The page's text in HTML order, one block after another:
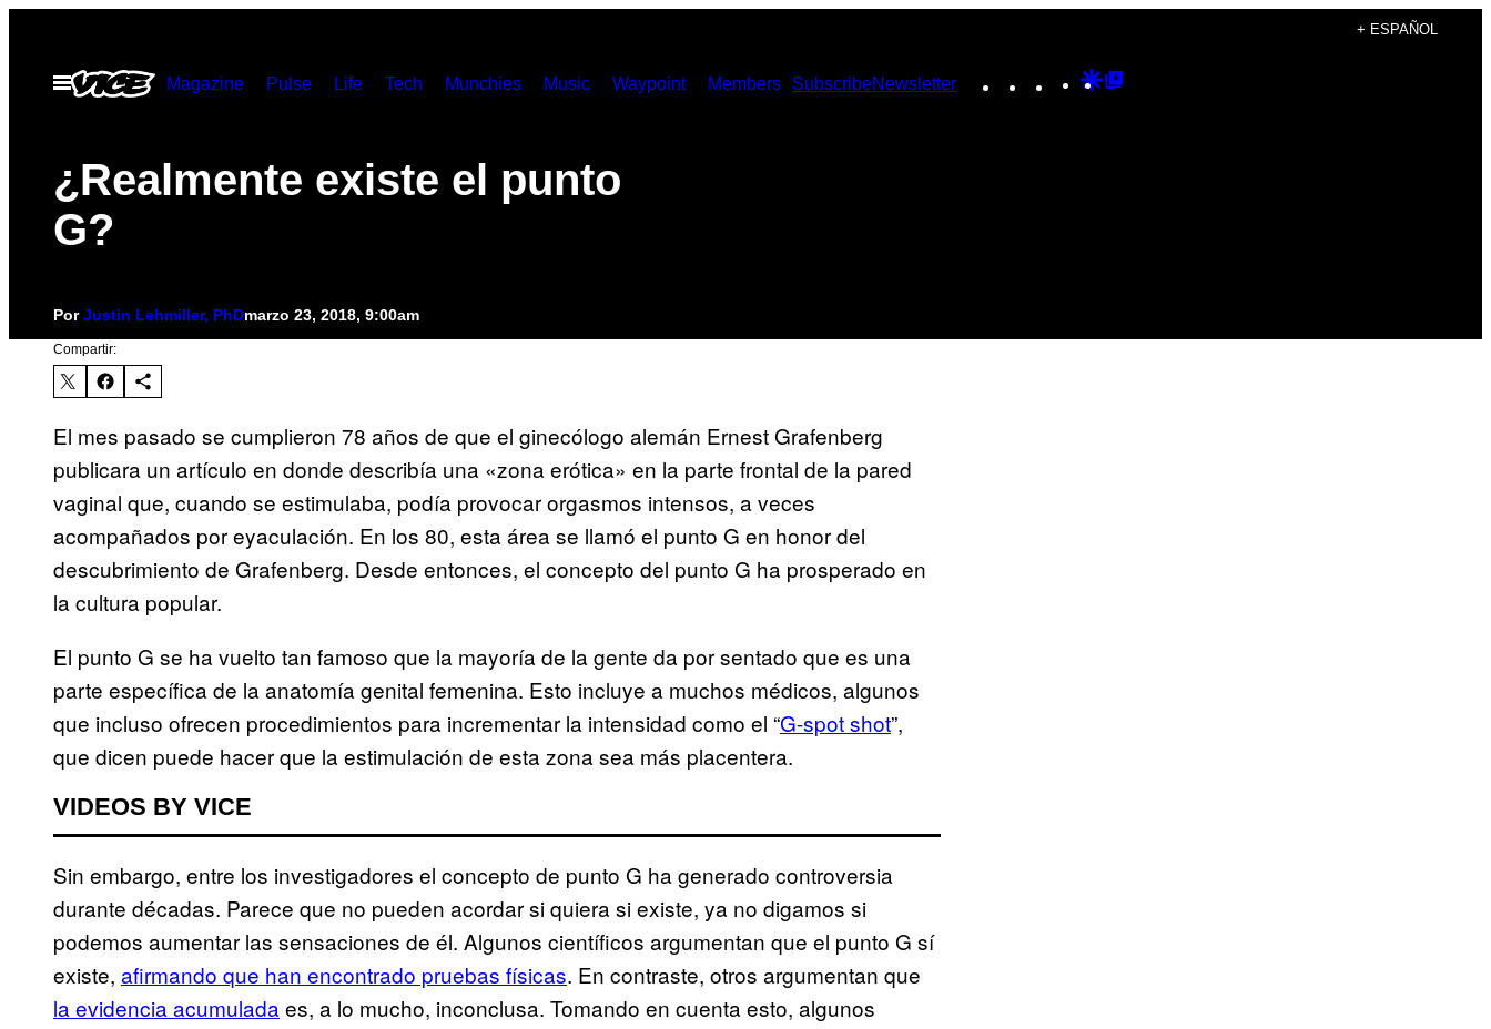
contenido
+ ESPAÑOL
Abrir
Menú
Magazine Pulse Life Tech Munchies Music Waypoint Members SubscribeNewsletter Instagram
TikTokYouTube
Google
¿Realmente existe el punto
G?
PorJustin Lehmiller, PhDmarzo 23, 2018, 9:00am
Compartir:
El mes pasado se cumplieron 78 años de que el ginecólogo alemán Ernest Grafenberg
publicara un artículo en donde describía una «zona erótica» en la parte frontal de la pared
vaginal que, cuando se estimulaba, podía provocar orgasmos intensos, a veces
acompañados por eyaculación. En los 80, esta área se llamó el punto G en honor del
descubrimiento de Grafenberg. Desde entonces, el concepto del punto G ha prosperado en
la cultura popular.
El punto G se ha vuelto tan famoso que la mayoría de la gente da por sentado que es una
parte específica de la anatomía genital femenina. Esto incluye a muchos médicos, algunos
que incluso ofrecen procedimientos para incrementar la intensidad como el “G-spot shot”,
que dicen puede hacer que la estimulación de esta zona sea más placentera.
VIDEOS BY VICE
Sin embargo, entre los investigadores el concepto de punto G ha generado controversia
durante décadas. Parece que no pueden acordar si quiera si existe, ya no digamos si
podemos aumentar las sensaciones de él. Algunos científicos argumentan que el punto G sí
existe, afirmando que han encontrado pruebas físicas. En contraste, otros argumentan que
la evidencia acumulada es, a lo mucho, inconclusa. Tomando en cuenta esto, algunos